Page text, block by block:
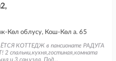
Көл облусу, Кош-Көл а. 65
КОТТЕДЖ в пансионате РАДУГА
2 спальни,кухня,гостиная,комната
и 3 сан.узла. Под...